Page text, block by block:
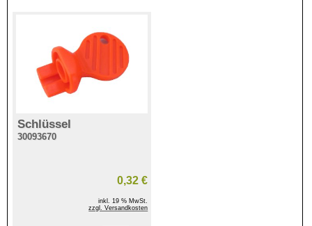
Schlüssel
30093670
0,32 €
inkl. 19 % MwSt.
zzgl. Versandkosten